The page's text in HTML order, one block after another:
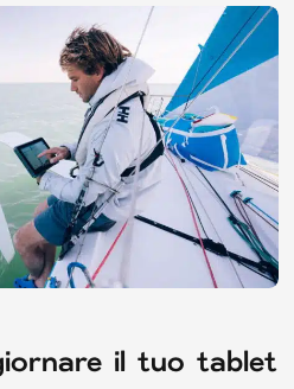
il tuo tablet